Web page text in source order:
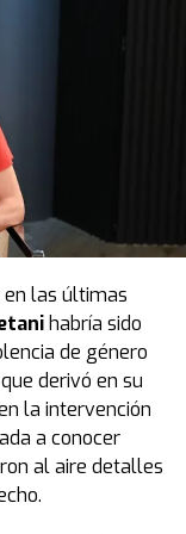
perfiles e
la segunda
primera estaba
No lo
palabras”,
Países Bajos,
para ella
neerlandés fue
es muy
repetir
en las últimas
habría sido
de género
que derivó en su
la intervención
a conocer
al aire detalles